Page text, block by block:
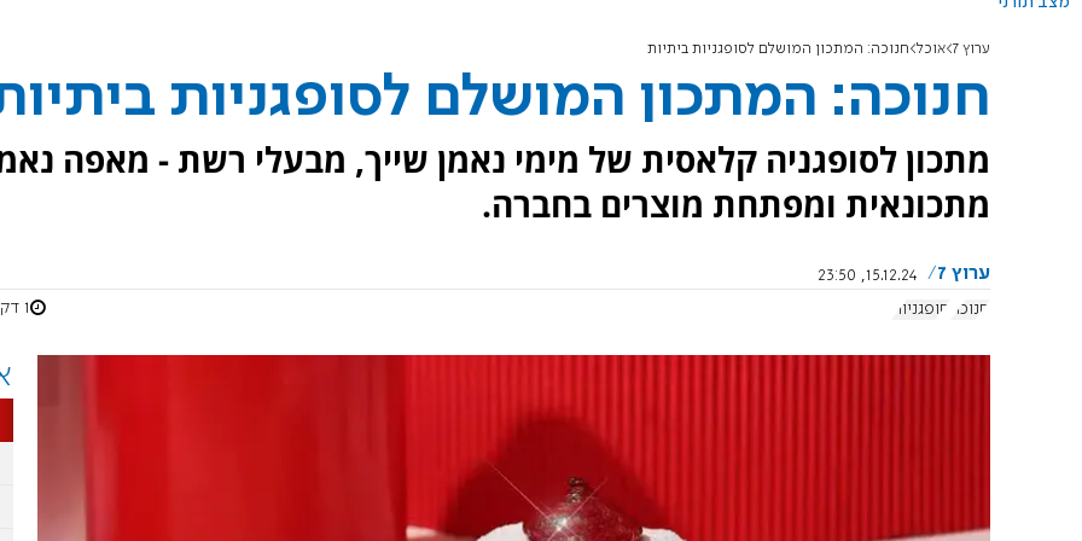
ערוץ 7 אוכל חנוכה: המתכון המושלם לסופגניות ביתיות
חנוכה: המתכון המושלם לסופגניות
מתכון לסופגניה קלאסית של מימי נאמן שייך, מבעלי רשת - מאפה
מתכונאית ומפתחת מוצרים בחברה.
ערוץ 7
15.12.24, 23:50
חנוכה
סופגניות 1 דקות